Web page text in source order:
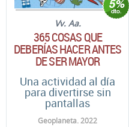
Vv. Aa.
365 COSAS QUE
DEBERÍAS HACER ANTES
DE SER MAYOR
Una actividad al día
para divertirse sin
pantallas
Geoplaneta. 2022